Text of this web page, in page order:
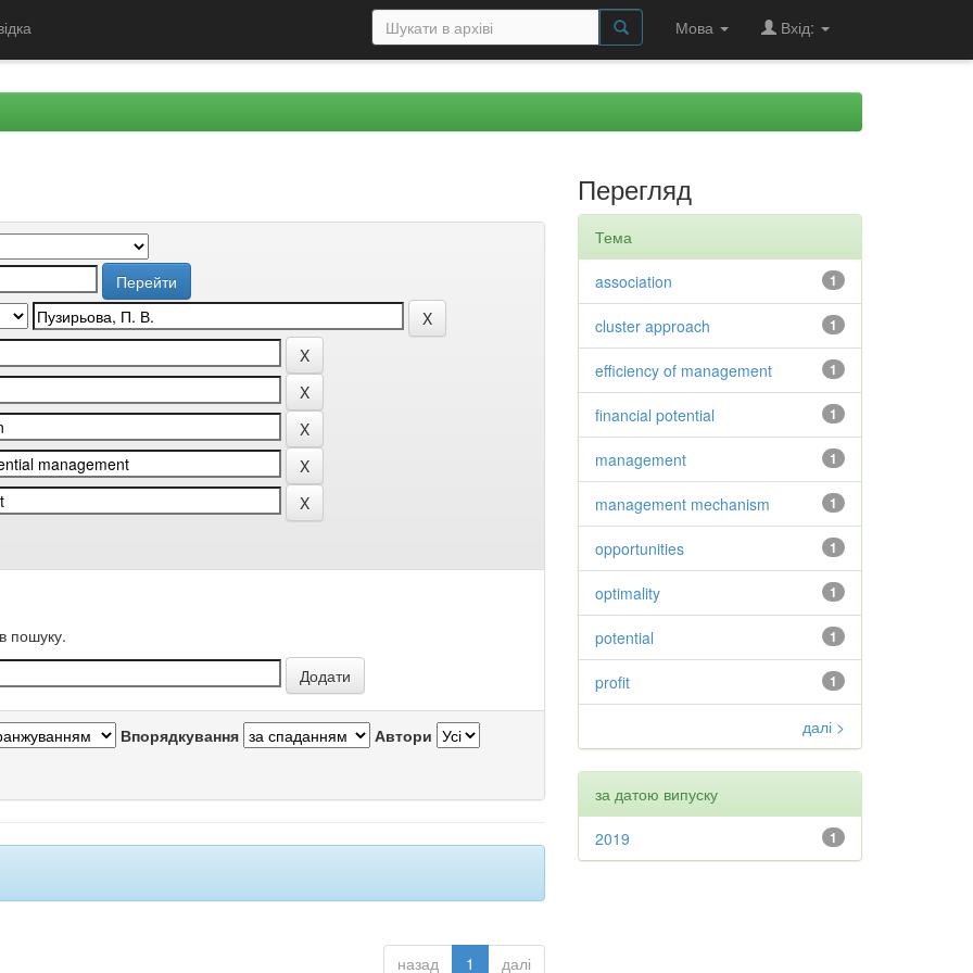
Мова Вхід:
пошуку.
Впорядкування Автори
назад 1 далі
Перегляд
Тема
1
association
1
cluster approach
1
efficiency of management
1
financial potential
1
management
1
management mechanism
1
opportunities
1
optimality
1
potential
1
profit
далі >
за датою випуску
1
2019